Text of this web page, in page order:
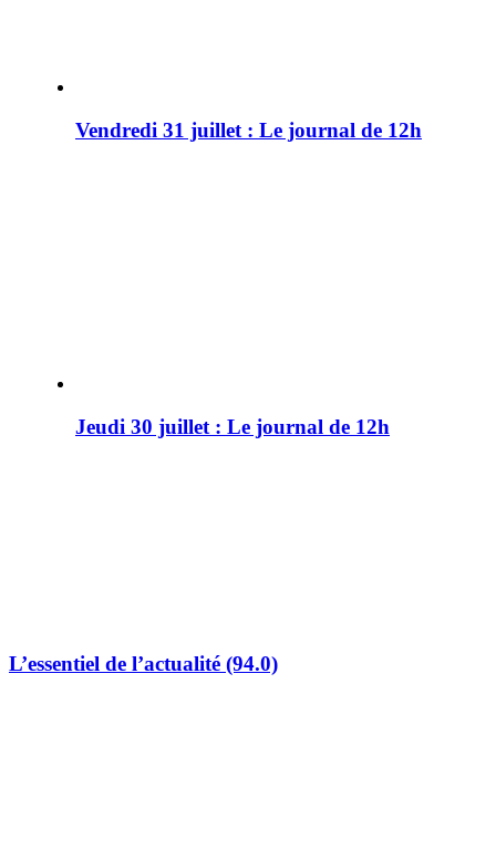
Vendredi 31 juillet : Le journal de 12h
Jeudi 30 juillet : Le journal de 12h
L’essentiel de l’actualité (94.0)